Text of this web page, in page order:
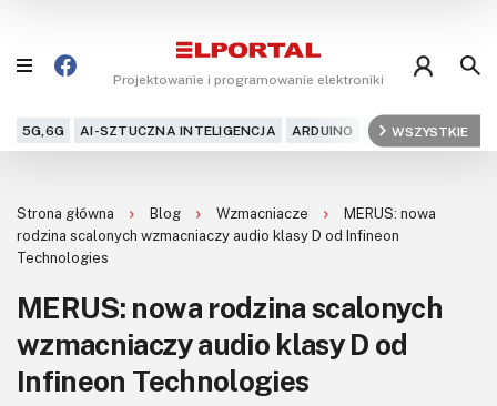
Projektowanie i programowanie elektroniki
5G,6G AI-SZTUCZNA INTELIGENCJA ARDUINO ARM AUDIO
WSZYSTKIE
Projekty
DIY+
Czytelnia
Strona główna Blog Wzmacniacze
MERUS: nowa
rodzina scalonych wzmacniaczy audio klasy D od Infineon
Technologies
MERUS: nowa rodzina scalonych
wzmacniaczy audio klasy D od
Infineon Technologies